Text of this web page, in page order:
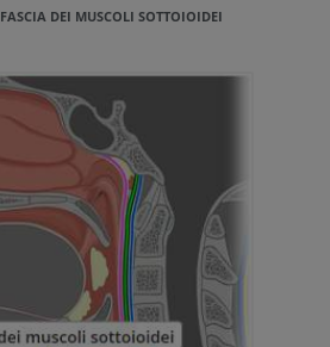
FASCIA DEI MUSCOLI SOTTOIOIDEI